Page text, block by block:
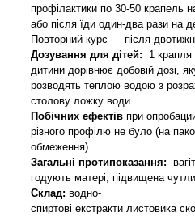
профілактики по 30-50 крапель
або після їди один-два рази на
Повторний курс — після
Дозування для дітей:
1 крапля
дитини дорівнює добовій дозі,
розводять теплою водою з
столову ложку води.
Побічних ефектів при
різного профілю не було (на
обмеження).
Загальні протипоказання:
годують матері, підвищена
Склад: водно-
спиртові екстракти листовика